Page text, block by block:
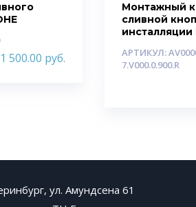
1 500.00 руб.
Монтажный
сливной
инсталляции
АРТИКУЛ:
7.V000.0.900.R
ул. Амундсена 61